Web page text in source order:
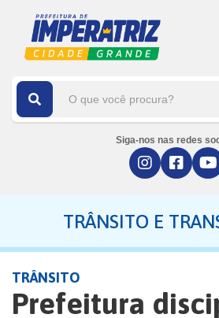
Siga-nos nas redes
TRÂNSITO E
TRÂNSITO
Prefeitura